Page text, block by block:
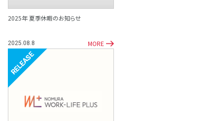
2025年 夏季休暇のお知らせ
2025.08.8 MORE
リリース